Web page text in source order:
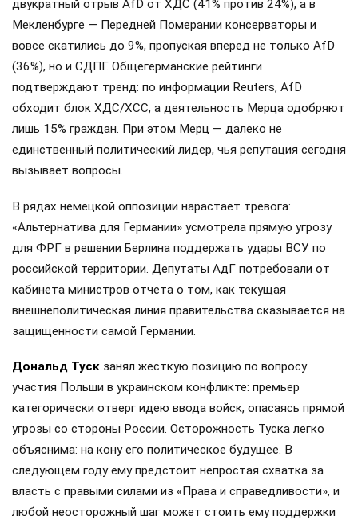
двукратный отрыв AfD от ХДС (41% против 24%), а в
Мекленбурге — Передней Померании консерваторы и
вовсе скатились до 9%, пропуская вперед не только AfD
(36%), но и СДПГ. Общегерманские рейтинги
подтверждают тренд: по информации Reuters, AfD
обходит блок ХДС/ХСС, а деятельность Мерца одобряют
лишь 15% граждан. При этом Мерц — далеко не
единственный политический лидер, чья репутация сегодня
вызывает вопросы.
В рядах немецкой оппозиции нарастает тревога:
«Альтернатива для Германии» усмотрела прямую угрозу
для ФРГ в решении Берлина поддержать удары ВСУ по
российской территории. Депутаты АдГ потребовали от
кабинета министров отчета о том, как текущая
внешнеполитическая линия правительства сказывается на
защищенности самой Германии.
Дональд Туск занял жесткую позицию по вопросу
участия Польши в украинском конфликте: премьер
категорически отверг идею ввода войск, опасаясь прямой
угрозы со стороны России. Осторожность Туска легко
объяснима: на кону его политическое будущее. В
следующем году ему предстоит непростая схватка за
власть с правыми силами из «Права и справедливости», и
любой неосторожный шаг может стоить ему поддержки